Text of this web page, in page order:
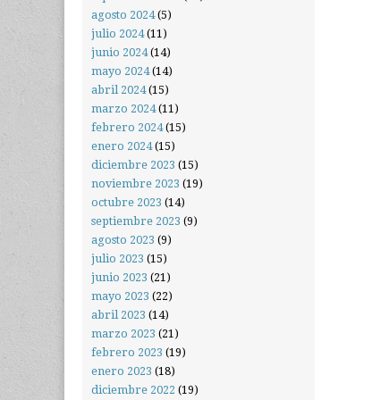
agosto 2024(5)
julio 2024(11)
junio 2024(14)
mayo 2024(14)
abril 2024(15)
marzo 2024(11)
febrero 2024(15)
enero 2024(15)
diciembre 2023 (15)
noviembre 2023 (19)
octubre 2023 (14)
septiembre 2023 (9)
agosto 2023 (9)
julio 2023 (15)
junio 2023 (21)
mayo 2023 (22)
abril 2023 (14)
marzo 2023 (21)
febrero 2023 (19)
enero 2023 (18)
diciembre 2022 (19)